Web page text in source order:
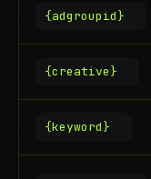
{adgroupid}
{creative}
{keyword}